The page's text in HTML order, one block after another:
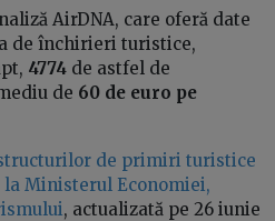
AirDNA, care oferă date
de închirieri turistice,
4774 de astfel de
de 60 de euro pe
de primiri turistice
Ministerul Economiei,
, actualizată pe 26 iunie